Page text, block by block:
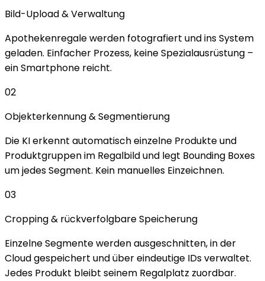
Bild-Upload & Verwaltung
Apothekenregale werden fotografiert und ins System
geladen. Einfacher Prozess, keine Spezialausrüstung –
ein Smartphone reicht.
02
Objekterkennung & Segmentierung
Die KI erkennt automatisch einzelne Produkte und
Produktgruppen im Regalbild und legt Bounding Boxes
um jedes Segment. Kein manuelles Einzeichnen.
03
Cropping & rückverfolgbare Speicherung
Einzelne Segmente werden ausgeschnitten, in der
Cloud gespeichert und über eindeutige IDs verwaltet.
Jedes Produkt bleibt seinem Regalplatz zuordbar.